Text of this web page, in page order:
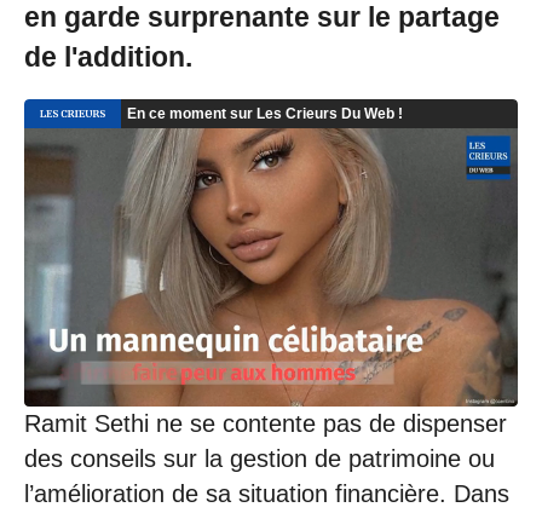
en garde surprenante sur le partage
de l'addition.
Ramit Sethi ne se contente pas de dispenser
des conseils sur la gestion de patrimoine ou
l’amélioration de sa situation financière. Dans